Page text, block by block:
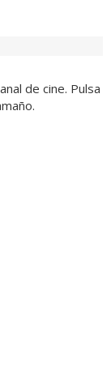
de cine. Pulsa